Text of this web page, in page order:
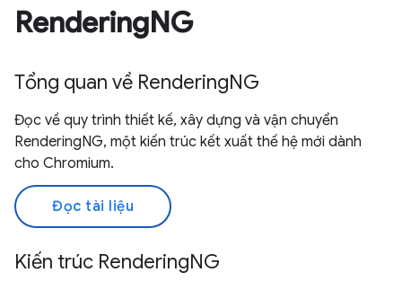
RenderingNG
Tổng quan về RenderingNG
Đọc về quy trình thiết kế, xây dựng và vận chuyển
RenderingNG, một kiến trúc kết xuất thế hệ mới dành
cho Chromium.
Đọc tài liệu
Kiến trúc RenderingNG